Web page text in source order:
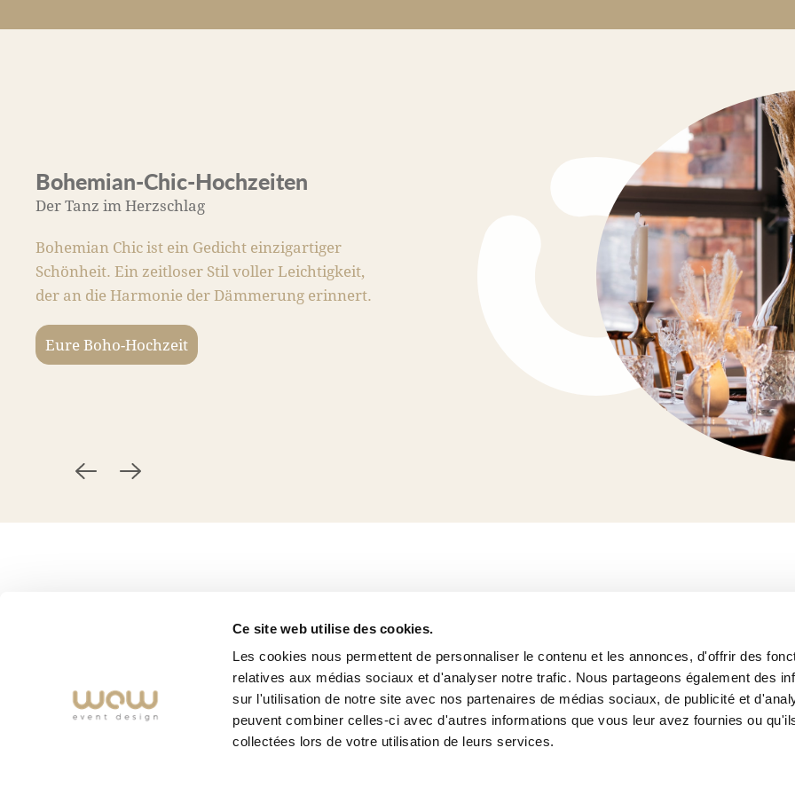
Ce site web utilise des cookies.
Les cookies nous permettent de personnaliser le contenu et les annonces, d'offrir des
relatives aux médias sociaux et d'analyser notre trafic. Nous partageons également des
sur l'utilisation de notre site avec nos partenaires de médias sociaux, de publicité et
peuvent combiner celles-ci avec d'autres informations que vous leur avez fournies ou
collectées lors de votre utilisation de leurs services.
Bohemian-Chic-Hochzeiten
Der Tanz im Herzschlag
Bohemian Chic ist ein Gedicht einzigartiger
Schönheit. Ein zeitloser Stil voller Leichtigkeit,
der an die Harmonie der Dämmerung erinnert.
Eure Boho-Hochzeit
Kontakt+32 (0)87 84 61 63
info@woweventdesign.be
Oppenhoffallee 143
D - 52066 Aachen
+49 (0) 241 969 999 11
info@woweventdesign.de
Ich möchte auch Werbeangebote und